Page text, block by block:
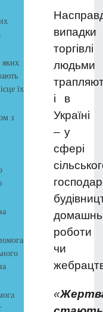
яких
їх
з
випадки
торгівлі
людьми
і в
Україні
– у
сфері
роботи
чи
«